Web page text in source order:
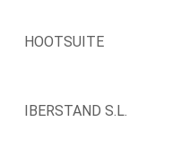
HOOTSUITE
IBERSTAND S.L.